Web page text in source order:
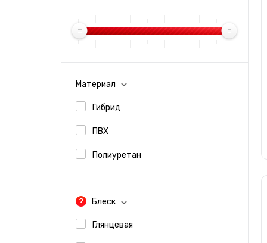
Виниловые пленки под кожу
Материал
Гибрид
ПВХ
Полиуретан
Блеск
Глянцевая